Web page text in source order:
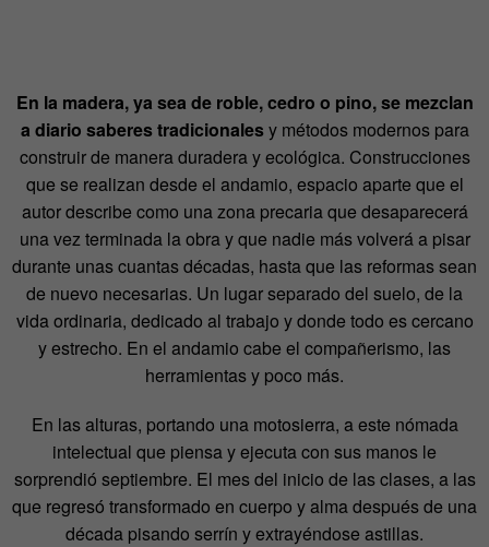
En la madera, ya sea de roble, cedro o pino, se mezclan
a diario saberes tradicionalesy métodos modernos para
construir de manera duradera y ecológica. Construcciones
que se realizan desde el andamio, espacio aparte que el
autor describe como una zona precaria que desaparecerá
una vez terminada la obra y que nadie más volverá a pisar
durante unas cuantas décadas, hasta que las reformas sean
de nuevo necesarias. Un lugar separado del suelo, de la
vida ordinaria, dedicado al trabajo y donde todo es cercano
y estrecho. En el andamio cabe el compañerismo, las
herramientas y poco más.
En las alturas, portando una motosierra, a este nómada
intelectual que piensa y ejecuta con sus manos le
sorprendió septiembre. El mes del inicio de las clases, a las
que regresó transformado en cuerpo y alma después de una
década pisando serrín y extrayéndose astillas.